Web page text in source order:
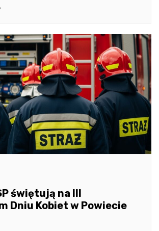
świętują na III
Dniu Kobiet w Powiecie